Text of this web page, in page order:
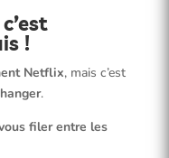
!
Netflix, mais c’est
.
filer entre les